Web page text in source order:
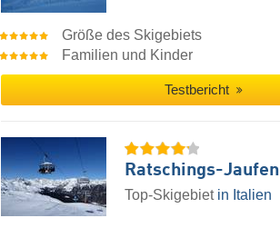
Größe des Skigebiets
Familien und Kinder
Testbericht
Ratschings-Jaufen
Top-Skigebiet in Italien